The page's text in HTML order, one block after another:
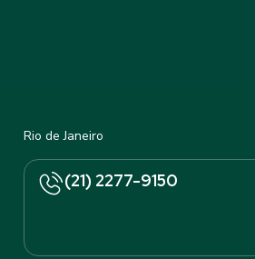
Rio de Janeiro
(21) 2277-9150